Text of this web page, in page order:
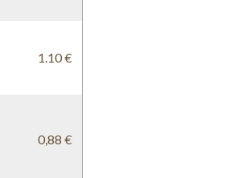
1.10 €
0,88 €